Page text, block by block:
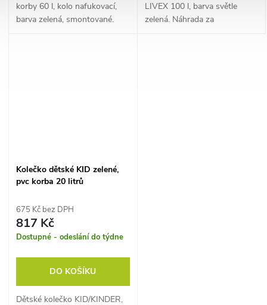
korby 60 l, kolo nafukovací,
barva zelená, smontované.
LIVEX 100 l, barva světle
zelená. Náhrada za
Kolečko dětské KID zelené,
pvc korba 20 litrů
675 Kč bez DPH
817 Kč
Dostupné - odeslání do týdne
DO KOŠÍKU
Dětské kolečko KID/KINDER,